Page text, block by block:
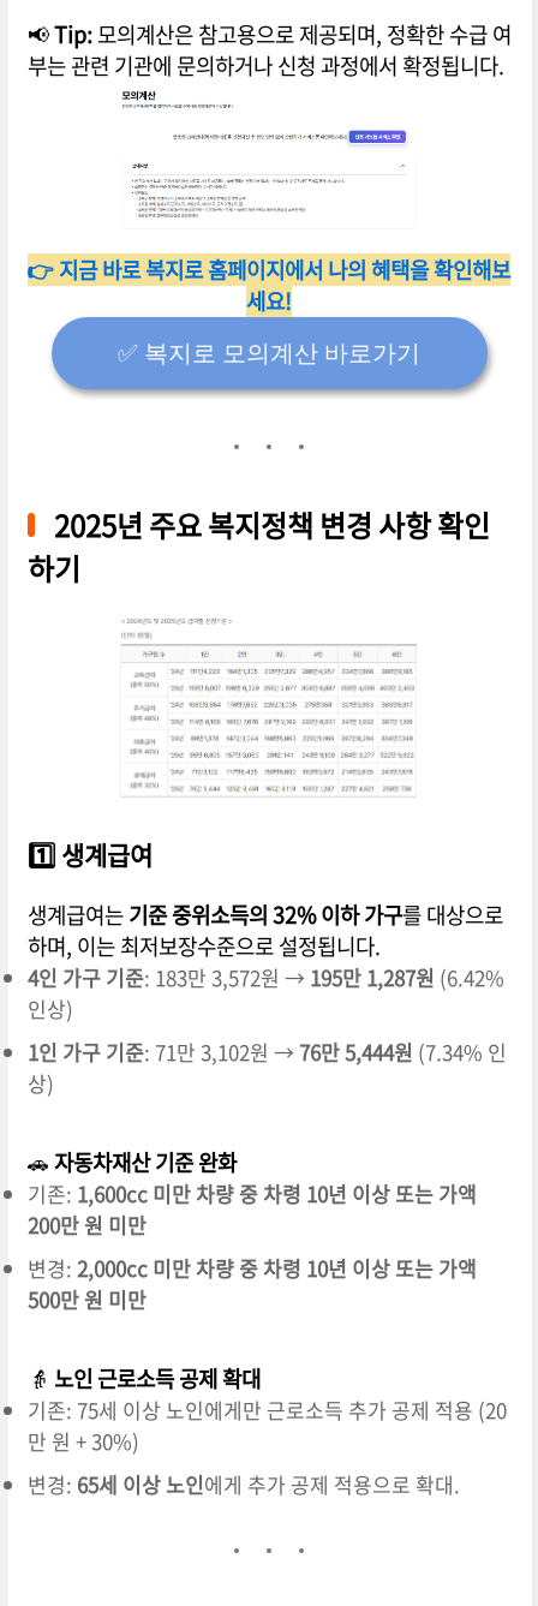
📢Tip:모의계산은 참고용으로 제공되며, 정확한 수급 여
부는 관련 기관에 문의하거나 신청 과정에서 확정됩니다.
👉 지금 바로 복지로 홈페이지에서 나의 혜택을 확인해보
세요!
✅️ 복지로 모의계산 바로가기
2025년 주요 복지정책 변경 사항 확인
하기
1️⃣생계급여
생계급여는기준 중위소득의 32% 이하 가구를 대상으로
하며, 이는 최저보장수준으로 설정됩니다.
4인 가구 기준: 183만 3,572원 → 195만 1,287원 (6.42%
인상)
1인 가구 기준: 71만 3,102원 → 76만 5,444원 (7.34% 인
상)
🚗자동차재산 기준 완화
기존: 1,600cc 미만 차량 중 차령 10년 이상 또는 가액
200만 원 미만
변경: 2,000cc 미만 차량 중 차령 10년 이상 또는 가액
500만 원 미만
👵 노인 근로소득 공제 확대
기존: 75세 이상 노인에게만 근로소득 추가 공제 적용 (20
만 원 + 30%)
변경: 65세 이상 노인에게 추가 공제 적용으로 확대.